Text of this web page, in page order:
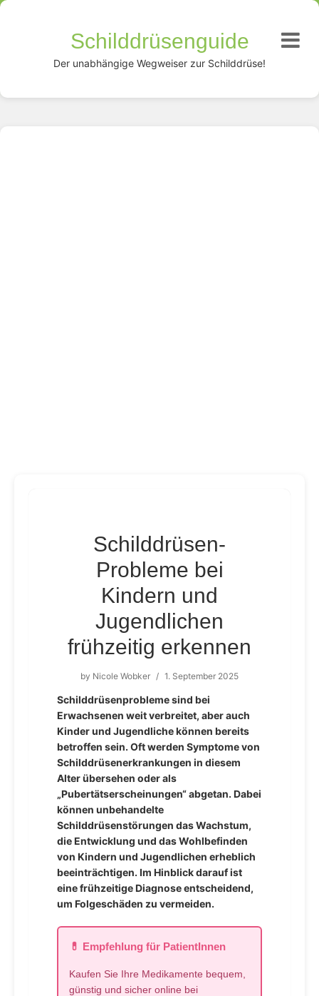
Schilddrüsenguide
Der unabhängige Wegweiser zur Schilddrüse!
Schilddrüsen-
Probleme bei
Kindern und
Jugendlichen
frühzeitig erkennen
by Nicole Wobker / 1. September 2025
Schilddrüsenprobleme sind bei
Erwachsenen weit verbreitet, aber auch
Kinder und Jugendliche können bereits
betroffen sein. Oft werden Symptome von
Schilddrüsenerkrankungen in diesem
Alter übersehen oder als
„Pubertätserscheinungen“ abgetan. Dabei
können unbehandelte
Schilddrüsenstörungen das Wachstum,
die Entwicklung und das Wohlbefinden
von Kindern und Jugendlichen erheblich
beeinträchtigen. Im Hinblick darauf ist
eine frühzeitige Diagnose entscheidend,
um Folgeschäden zu vermeiden.
💊 Empfehlung für PatientInnen
Kaufen Sie Ihre Medikamente bequem,
günstig und sicher online bei